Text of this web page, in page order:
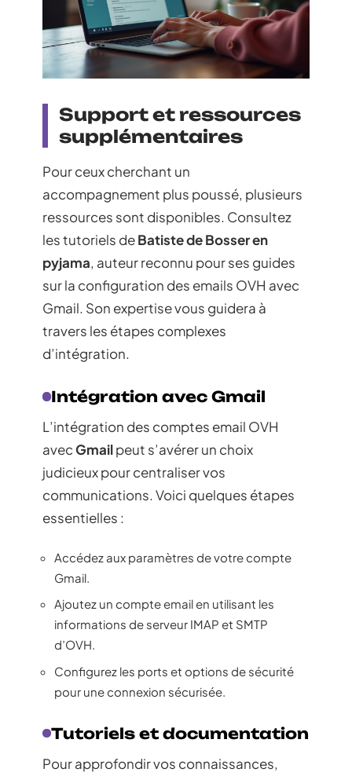
Support et ressources
supplémentaires
Pour ceux cherchant un
accompagnement plus poussé, plusieurs
ressources sont disponibles. Consultez
les tutoriels deBatiste de Bosser en
pyjama, auteur reconnu pour ses guides
sur la configuration des emails OVH avec
Gmail. Son expertise vous guidera à
travers les étapes complexes
d’intégration.
Intégration avec Gmail
L’intégration des comptes email OVH
avecGmailpeut s’avérer un choix
judicieux pour centraliser vos
communications. Voici quelques étapes
essentielles :
Accédez aux paramètres de votre compte
Gmail.
Ajoutez un compte email en utilisant les
informations de serveur IMAP et SMTP
d’OVH.
Configurez les ports et options de sécurité
pour une connexion sécurisée.
Tutoriels et documentation
Pour approfondir vos connaissances,